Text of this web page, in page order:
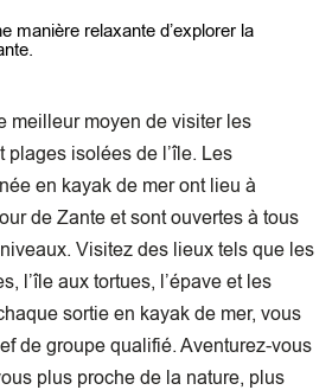
manière relaxante d’explorer la
meilleur moyen de visiter les
plages isolées de l’île. Les
en kayak de mer ont lieu à
de Zante et sont ouvertes à tous
Visitez des lieux tels que les
l’île aux tortues, l’épave et les
sortie en kayak de mer, vous
de groupe qualifié. Aventurez-vous
plus proche de la nature, plus